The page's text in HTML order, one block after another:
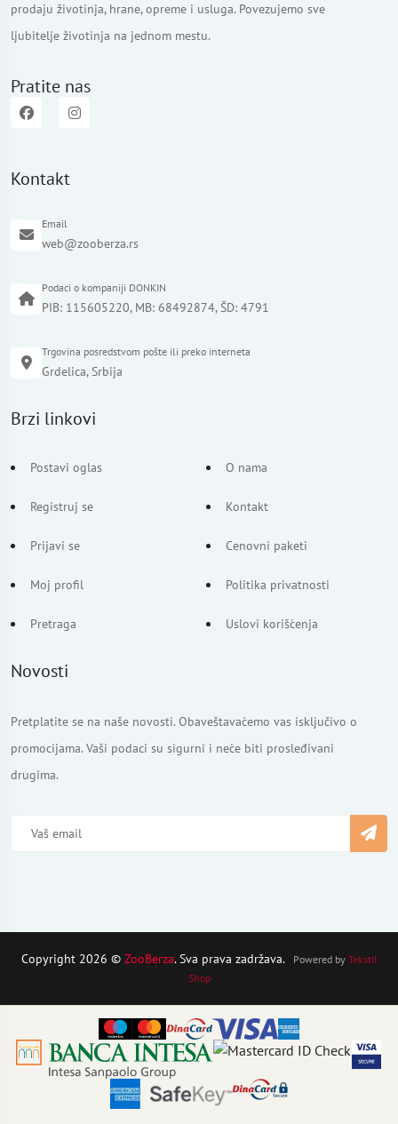
prodaju životinja, hrane, opreme i usluga. Povezujemo sve
ljubitelje životinja na jednom mestu.
Pratite nas
Kontakt
Email
web@zooberza.rs
Podaci o kompaniji DONKIN
PIB: 115605220, MB: 68492874, ŠD: 4791
Trgovina posredstvom pošte ili preko interneta
Grdelica, Srbija
Brzi linkovi
Postavi oglas
Registruj se
Prijavi se
Moj profil
Pretraga
O nama
Kontakt
Cenovni paketi
Politika privatnosti
Uslovi korišćenja
Novosti
Pretplatite se na naše novosti. Obaveštavaćemo vas isključivo o
promocijama. Vaši podaci su sigurni i neće biti prosleđivani
drugima.
Copyright 2026 © ZooBerza. Sva prava zadržava. Powered by Tekstil
Shop